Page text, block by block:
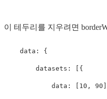
이 테두리를 지우려면
    data: {
        datasets: [{
data: [10,